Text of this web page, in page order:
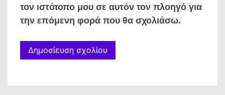
τον ιστότοπο μου σε αυτόν τον πλοηγό για
την επόμενη φορά που θα σχολιάσω.